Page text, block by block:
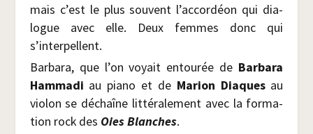
mais c’est le plus sou­vent l’accordéon qui dia­
logue avec elle. Deux femmes donc qui
s’interpellent.
Bar­ba­ra, que l’on voyait entou­rée de Bar­ba­ra
Ham­ma­di au pia­no et de Marion Diaquesau
vio­lon se déchaîne lit­té­ra­le­ment avec la for­ma­
tion rock des Oies Blanches.